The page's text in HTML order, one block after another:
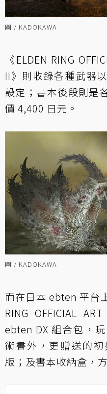
圖 / KADOKAWA
《ELDEN RING
II》則收錄各種武器
設定；書本後段則是
價 4,400 日元。
圖 / KADOKAWA
而在日本 ebten 平台
RING OFFICIAL
ebten DX 組合包，
術書外，更贈送的
版；及書本收納盒，